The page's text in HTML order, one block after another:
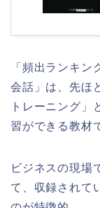
「頻出ランキ
会話」は、先ほ
トレーニング」
習ができる教材
ビジネスの現場
て、収録されて